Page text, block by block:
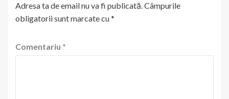
Adresa ta de email nu va fi publicată.Câmpurile
obligatorii sunt marcate cu*
Comentariu *